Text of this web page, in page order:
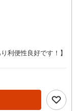
利便性良好です！】